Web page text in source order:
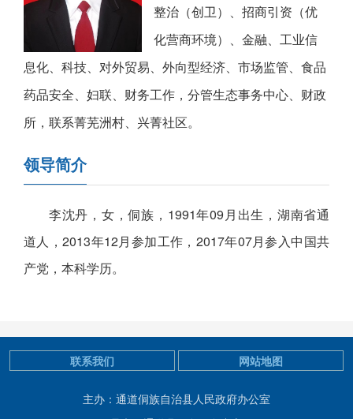
整治（创卫）、招商引资（优
化营商环境）、金融、工业信
息化、科技、对外贸易、外向型经济、市场监管、食品
药品安全、妇联、财务工作，分管生态事务中心、财政
所，联系菁芜洲村、兴菁社区。
领导简介
李沈丹，女，侗族，1991年09月出生，湖南省通
道人，2013年12月参加工作，2017年07月参入中国共
产党，本科学历。
主办：通道侗族自治县人民政府办公室
联系我们 网站地图